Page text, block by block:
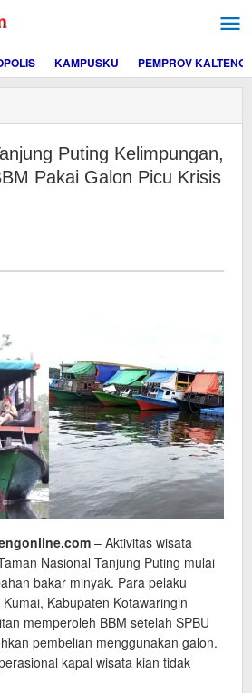
KAMPUSKU PEMPROV KALTENG
Puting Kelimpungan,
Pakai Galon Picu Krisis
– Aktivitas wisata
Nasional Tanjung Puting mulai
bakar minyak. Para pelaku
Kabupaten Kotawaringin
memperoleh BBM setelah SPBU
pembelian menggunakan galon.
kapal wisata kian tidak